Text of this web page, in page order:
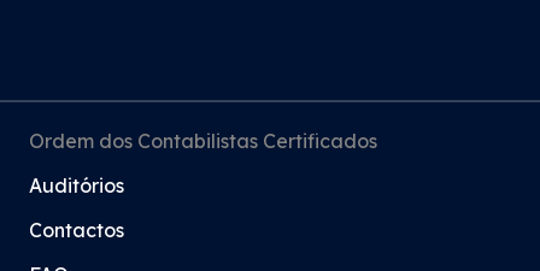
Ordem dos Contabilistas Certificados
Auditórios
Contactos